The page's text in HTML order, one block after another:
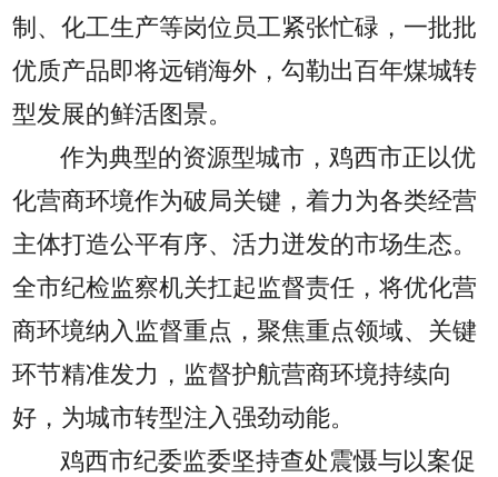
制、化工生产等岗位员工紧张忙碌，一批批
优质产品即将远销海外，勾勒出百年煤城转
型发展的鲜活图景。
作为典型的资源型城市，鸡西市正以优
化营商环境作为破局关键，着力为各类经营
主体打造公平有序、活力迸发的市场生态。
全市纪检监察机关扛起监督责任，将优化营
商环境纳入监督重点，聚焦重点领域、关键
环节精准发力，监督护航营商环境持续向
好，为城市转型注入强劲动能。
鸡西市纪委监委坚持查处震慑与以案促